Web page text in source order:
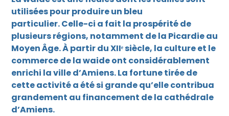
utilisées pour produire un bleu
particulier. Celle-ci a fait la prospérité de
plusieurs régions, notamment de la Picardie au
Moyen Âge. À partir du XIIᵉ siècle, la culture et le
commerce de la waide ont considérablement
enrichi la ville d’Amiens. La fortune tirée de
cette activité a été si grande qu’elle contribua
grandement au financement de la cathédrale
d’Amiens.